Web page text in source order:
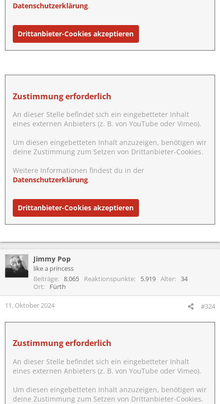
Datenschutzerklärung.
Drittanbieter-Cookies akzeptieren
Zustimmung erforderlich
An dieser Stelle befindet sich ein eingebetteter Inhalt
eines externen Anbieters (z. B. von YouTube oder Vimeo).
Um diesen eingebetteten Inhalt anzuzeigen, benötigen wir
deine Zustimmung zum Setzen von Drittanbieter-Cookies.
Weitere Informationen findest du in der
Datenschutzerklärung.
Drittanbieter-Cookies akzeptieren
Jimmy Pop
like a princess
Beiträge
8.065 Reaktionspunkte 5.919 Alter
34
Ort
Fürth
11. Oktober 2024 #324
Zustimmung erforderlich
An dieser Stelle befindet sich ein eingebetteter Inhalt
eines externen Anbieters (z. B. von YouTube oder Vimeo).
Um diesen eingebetteten Inhalt anzuzeigen, benötigen wir
deine Zustimmung zum Setzen von Drittanbieter-Cookies.